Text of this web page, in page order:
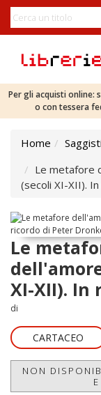
Per gli acquisti online:
o con tessera
Home
Le metafore
(secoli XI-XII).
Le
XI-XII). In
di
CARTACEO
NON